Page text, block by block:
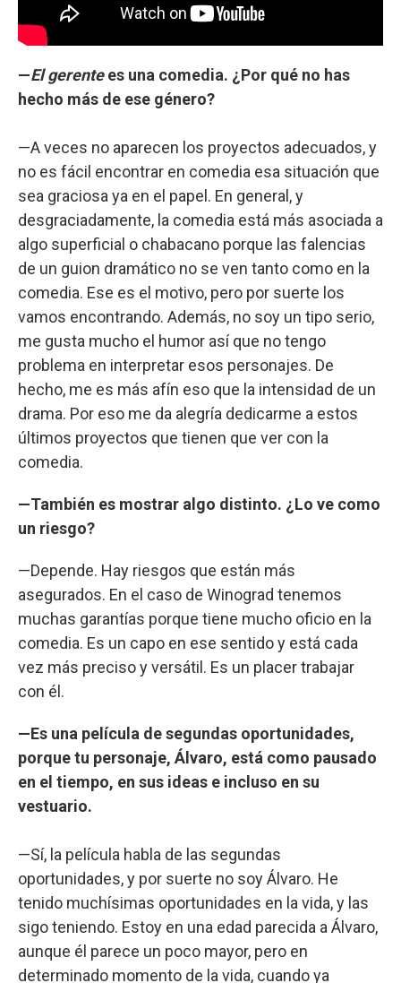
—El gerentees una comedia. ¿Por qué no has
hecho más de ese género?
—A veces no aparecen los proyectos adecuados, y
no es fácil encontrar en comedia esa situación que
sea graciosa ya en el papel. En general, y
desgraciadamente, la comedia está más asociada a
algo superficial o chabacano porque las falencias
de un guion dramático no se ven tanto como en la
comedia. Ese es el motivo, pero por suerte los
vamos encontrando. Además, no soy un tipo serio,
me gusta mucho el humor así que no tengo
problema en interpretar esos personajes. De
hecho, me es más afín eso que la intensidad de un
drama. Por eso me da alegría dedicarme a estos
últimos proyectos que tienen que ver con la
comedia.
—También es mostrar algo distinto. ¿Lo ve como
un riesgo?
—Depende. Hay riesgos que están más
asegurados. En el caso de Winograd tenemos
muchas garantías porque tiene mucho oficio en la
comedia. Es un capo en ese sentido y está cada
vez más preciso y versátil. Es un placer trabajar
con él.
—Es una película de segundas oportunidades,
porque tu personaje, Álvaro, está como pausado
en el tiempo, en sus ideas e incluso en su
vestuario.
—Sí, la película habla de las segundas
oportunidades, y por suerte no soy Álvaro. He
tenido muchísimas oportunidades en la vida, y las
sigo teniendo. Estoy en una edad parecida a Álvaro,
aunque él parece un poco mayor, pero en
determinado momento de la vida, cuando ya